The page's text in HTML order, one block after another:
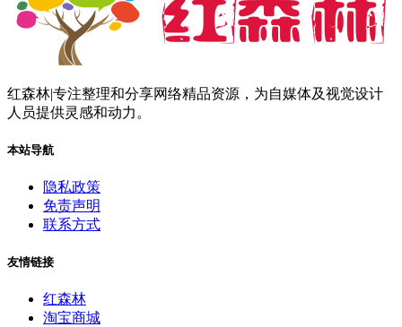
红森林|专注整理和分享网络精品资源，为自媒体及视觉设计
人员提供灵感和动力。
本站导航
隐私政策
免责声明
联系方式
友情链接
红森林
淘宝商城